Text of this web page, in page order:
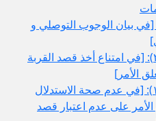
[في بيان الوجوب التوصلي و
ثانيها (٢): [في امتناع أخذ قصد القربة
الأمر]
ثالثها (١): [في عدم صحة الاستدلال
الأمر على عدم اعتبار قصد